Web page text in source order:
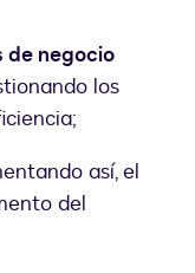
negocio
los
así, el
del